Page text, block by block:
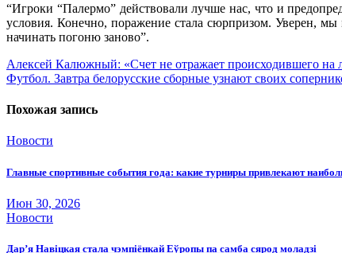
“Игроки “Палермо” действовали лучше нас, что и
условия. Конечно, поражение стала сюрпризом. Уверен,
начинать погоню заново”.
Навигация
по
записям
Алексей Калюжный: «Счет не отражает происходившего на
Футбол. Завтра белорусские сборные узнают своих
Похожая запись
Новости
Главные спортивные события года: какие турниры привлекают
Июн 30, 2026
Новости
Дар’я Навіцкая стала чэмпіёнкай Еўропы па самба сярод моладзі